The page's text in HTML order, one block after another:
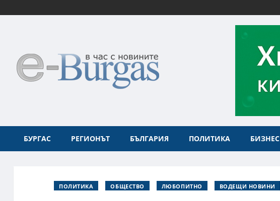
БУРГАС РЕГИОНЪТ БЪЛГАРИЯ ПОЛИТИКА БИЗНЕС
ПОЛИТИКА ОБЩЕСТВО ЛЮБОПИТНО ВОДЕЩИ НОВИНИ